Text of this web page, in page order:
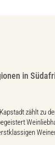
in
zählt zu